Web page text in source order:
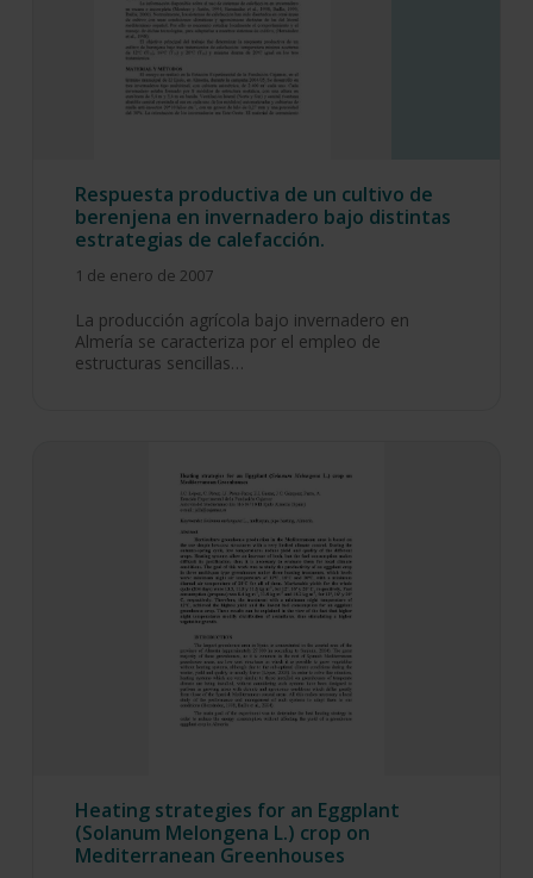
Respuesta productiva de un cultivo de
berenjena en invernadero bajo distintas
estrategias de calefacción.
1 de enero de 2007
La producción agrícola bajo invernadero en
Almería se caracteriza por el empleo de
estructuras sencillas…
Heating strategies for an Eggplant
(Solanum Melongena L.) crop on
Mediterranean Greenhouses